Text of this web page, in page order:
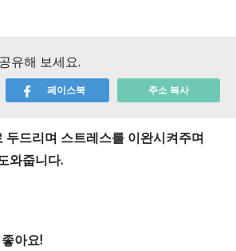
유해 보세요.
페이스북 주소 복사
두드리며 스트레스를 이완시켜주며
와줍니다.
아요!